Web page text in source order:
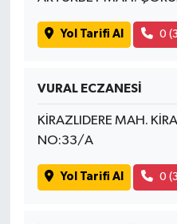
Yol Tarifi Al 0
VURAL ECZANESİ
KİRAZLIDERE MAH.
NO:33/A
Yol Tarifi Al 0